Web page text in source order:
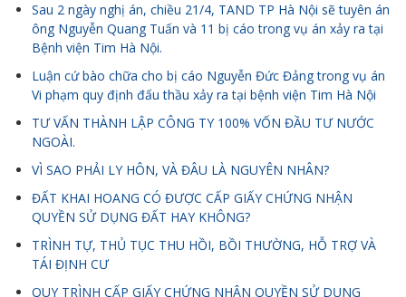
Sau 2 ngày nghị án, chiều 21/4, TAND TP Hà Nội sẽ tuyên án
ông Nguyễn Quang Tuấn và 11 bị cáo trong vụ án xảy ra tại
Bệnh viện Tim Hà Nội.
Luận cứ bào chữa cho bị cáo Nguyễn Đức Đảng trong vụ án
Vi phạm quy định đấu thầu xảy ra tại bệnh viện Tim Hà Nội
TƯ VẤN THÀNH LẬP CÔNG TY 100% VỐN ĐẦU TƯ NƯỚC
NGOÀI.
VÌ SAO PHẢI LY HÔN, VÀ ĐÂU LÀ NGUYÊN NHÂN?
ĐẤT KHAI HOANG CÓ ĐƯỢC CẤP GIẤY CHỨNG NHẬN
QUYỀN SỬ DỤNG ĐẤT HAY KHÔNG?
TRÌNH TỰ, THỦ TỤC THU HỒI, BỒI THƯỜNG, HỖ TRỢ VÀ
TÁI ĐỊNH CƯ
QUY TRÌNH CẤP GIẤY CHỨNG NHẬN QUYỀN SỬ DỤNG